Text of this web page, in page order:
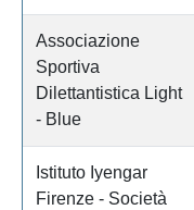
Associazione
Sportiva
Dilettantistica Light
- Blue
Istituto Iyengar
Firenze - Società